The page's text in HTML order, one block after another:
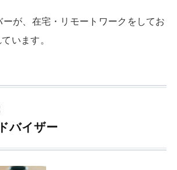
が、在宅・リモートワークをしてお
います。
バイザー